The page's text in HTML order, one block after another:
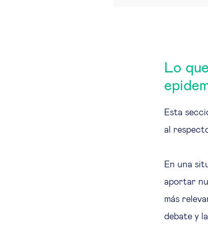
Lo
Esta
al
En una
aportar
más
debate y